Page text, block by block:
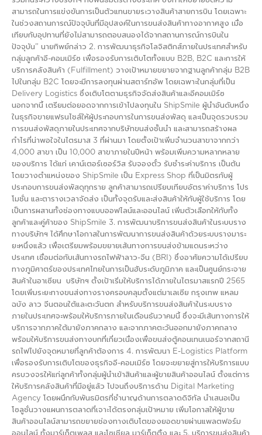
สามารถในการแข่งขันการเป็นตัวแทนขายระวางสินค้าสายการบิน โดยเฉพาะ
ในช่วงสถานการณ์ปัจจุบันที่มีอุปสงค์ในการขนส่งสินค้าทางอากาศสูง เมื่อ
เทียบกับอุปทานที่ยังไม่สามารถตอบสนองได้จากสถานการณ์การบินใน
ปัจจุบัน” นายทิพย์กล่าว 2. การพัฒนาธุรกิจโลจิสติกส์ภายในประเทศสำหรับ
กลุ่มลูกค้าอี-คอมเมิร์ซ เพื่อรองรับการเติบโตทั้งแบบ B2B, B2C และการให้
บริการคลังสินค้า (Fulfillment) วางเป้าหมายขยายจากฐานลูกค้ากลุ่ม B2B
ไปในกลุ่ม B2C โดยจะมีการลงทุนผ่านสตาร์ทอัพ โดยเฉพาะในกลุ่มที่เป็น
Delivery Logistics ซึ่งเติบโตตามธุรกิจจัดส่งสินค้าและอีคอมเมิร์ซ
นอกจากนี้ เตรียมต่อยอดจากการเข้าไปลงทุนใน ShipSmile ผู้นำอันดับหนึ่ง
ในธุรกิจขายแฟรนไชส์ให้ผู้ประกอบการในการขนส่งพัสดุ และเป็นจุดรวบรวม
การขนส่งพัสดุภายในประเทศจากบริษัทขนส่งชั้นนำ และสามารถสร้างผล
กำไรที่น่าพอใจในไตรมาส 3 ที่ผ่านมา โดยตั้งเป้าเพิ่มจำนวนสาขาจากกว่า
4,000 สาขา เป็น 10,000 สาขาภายในปีหน้า พร้อมเพิ่มความหลากหลาย
ของบริการ ได้แก่ เคาน์เตอร์เซอร์วิส รับจองตั๋ว รับชำระค่าบริการ เป็นต้น
โดยวางตำแหน่งของ ShipSmile เป็น Express Shop ที่เป็นมิตรกับผู้
ประกอบการขนส่งพัสดุทุกราย ลูกค้าสามารถเปรียบเทียบอัตราค่าบริการ โปร
โมชั่น และตารางเวลาจัดส่ง เป็นทั้งจุดรับและส่งสินค้าให้กับผู้ใช้บริการ โดย
เป็นการผสานทั้งช่องทางแบบออฟไลน์และออนไลน์ เพิ่มตัวเลือกให้กับทั้ง
ลูกค้าและคู่ค้าของ ShipSmile 3. การพัฒนาบริการขนส่งสินค้าในระบบราง
ทางบริษัทฯ ได้ศึกษาโอกาสในการพัฒนาการขนส่งสินค้าด้วยระบบรางมาระ
ยะหนึ่งแล้ว เพื่อเตรียมพร้อมขยายเส้นทางการขนส่งข้ามแดนระหว่าง
ประเทศ เชื่อมต่อกับเส้นทางรถไฟฟ้าลาว-จีน (BRI) ซึ่งอาศัยความได้เปรียบ
ทางภูมิศาตร์ของประเทศไทยในการเป็นฮับระดับภูมิภาค และเป็นศูนย์กระจาย
สินค้าในอาเซียน บริษัทฯ ตั้งเป้าเริ่มให้บริการได้ภายในไตรมาสแรกปี 2565
โดยเพิ่มระยะทางขนส่งทางรางครอบคลุมตั้งแต่มาเลเซีย กรุงเทพ แหลม
ฉบัง ลาว จีนตอนใต้และตะวันตก สำหรับบริการขนส่งสินค้าในระบบราง
ภายในประเทศจะพร้อมให้บริการภายในเดือนธันวาคมนี้ ซึ่งจะมีเส้นทางการให้
บริการจากภาคใต้มายังภาคกลาง และจากภาคตะวันออกมายังภาคกลาง
พร้อมให้บริการขนส่งทางบกที่เกี่ยวเนื่องเพื่อขนส่งตู้คอนเทนเนอร์จากสถานี
รถไฟไปยังจุดหมายที่ลูกค้าต้องการ 4. การพัฒนา E-Logistics Platform
เพื่อรองรับการเติบโตของธุรกิจอี-คอมเมิร์ซ โดยจะขยายสู่การให้บริการแบบ
ครบวงจรให้แก่ลูกค้าทั้งกลุ่มผู้นำเข้าสินค้าและผู้ขายสินค้าออนไลน์ ตั้งแต่การ
ให้บริการคลังสินค้าที่มีอยู่แล้ว ไปจนถึงบริการด้าน Digital Marketing
Agency โดยผนึกกับพันธมิตรที่ชำนาญด้านการตลาดดิจิทัล นำเสนอเป็น
โซลูชั่นวางแผนการตลาดที่เจาะได้ตรงกลุ่มเป้าหมาย เพิ่มโอกาสให้ผู้ขาย
สินค้าออนไลน์สามารถขยายช่องทางเติบโตของยอดขายผ่านแพลตฟอร์ม
ออนไลน์ ทั้งมาร์เก็ตเพลส และโซเชียล มาร์เก็ตติ้ง และ 5. บริการขนส่งสินค้า